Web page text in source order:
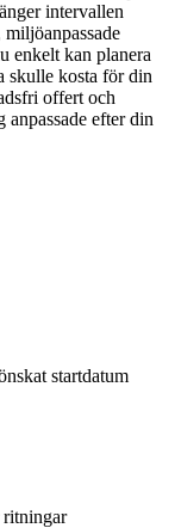
intervallen
enkelt kan planera
skulle kosta för din
offert och
efter din
startdatum
ritningar